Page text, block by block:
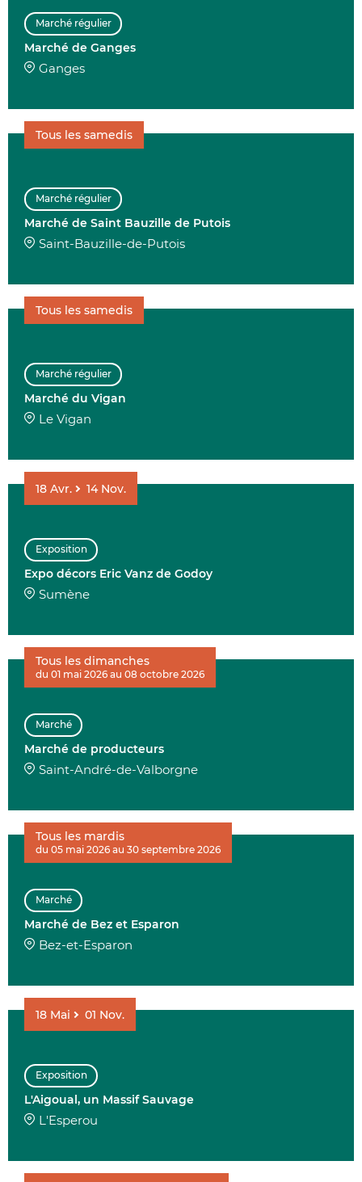
Marché régulier
Marché de Ganges
Ganges
Marché régulier
Marché de Saint Bauzille de Putois
Saint-Bauzille-de-Putois
Tous les samedis
Marché régulier
Marché du Vigan
Le Vigan
Tous les samedis
Exposition
Expo décors Eric Vanz de Godoy
Sumène
18 Avr. 14 Nov.
Marché
Marché de producteurs
Saint-André-de-Valborgne
Tous les dimanches
du 01 mai 2026 au 08 octobre 2026
Marché
Marché de Bez et Esparon
Bez-et-Esparon
Tous les mardis
du 05 mai 2026 au 30 septembre 2026
Exposition
L'Aigoual, un Massif Sauvage
L'Esperou
18 Mai 01 Nov.